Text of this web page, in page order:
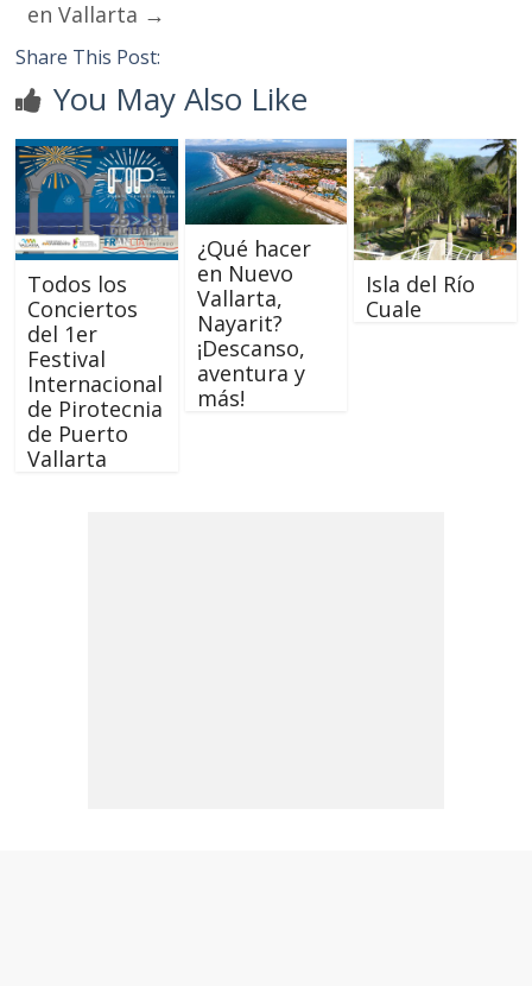
en Vallarta →
Share This Post:
You May Also Like
Todos los
Conciertos
del 1er
Festival
Internacional
de Pirotecnia
de Puerto
Vallarta
¿Qué hacer
en Nuevo
Vallarta,
Nayarit?
¡Descanso,
aventura y
más!
Isla del Río
Cuale